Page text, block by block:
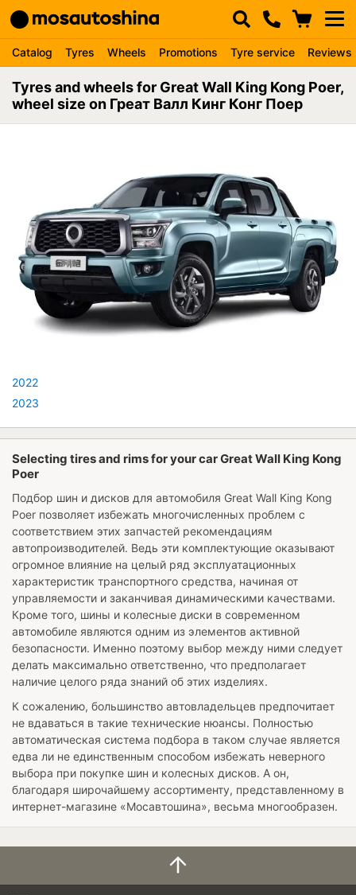
Catalog Tyres Wheels Promotions Tyre service Reviews
Tyres and wheels for Great Wall King Kong Poer,
wheel size on Греат Валл Кинг Конг Поер
2022
2023
Selecting tires and rims for your car Great Wall King Kong
Poer
Подбор шин и дисков для автомобиля Great Wall King Kong
Poer позволяет избежать многочисленных проблем с
соответствием этих запчастей рекомендациям
автопроизводителей. Ведь эти комплектующие оказывают
огромное влияние на целый ряд эксплуатационных
характеристик транспортного средства, начиная от
управляемости и заканчивая динамическими качествами.
Кроме того, шины и колесные диски в современном
автомобиле являются одним из элементов активной
безопасности. Именно поэтому выбор между ними следует
делать максимально ответственно, что предполагает
наличие целого ряда знаний об этих изделиях.
К сожалению, большинство автовладельцев предпочитает
не вдаваться в такие технические нюансы. Полностью
автоматическая система подбора в таком случае является
едва ли не единственным способом избежать неверного
выбора при покупке шин и колесных дисков. А он,
благодаря широчайшему ассортименту, представленному в
интернет-магазине «Мосавтошина», весьма многообразен.